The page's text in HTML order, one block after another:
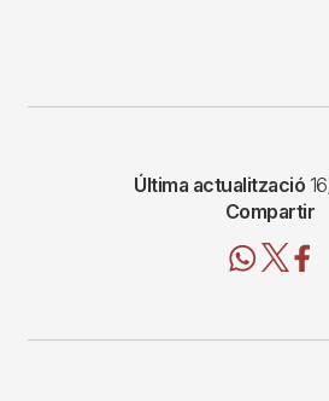
Última actualització
Compartir